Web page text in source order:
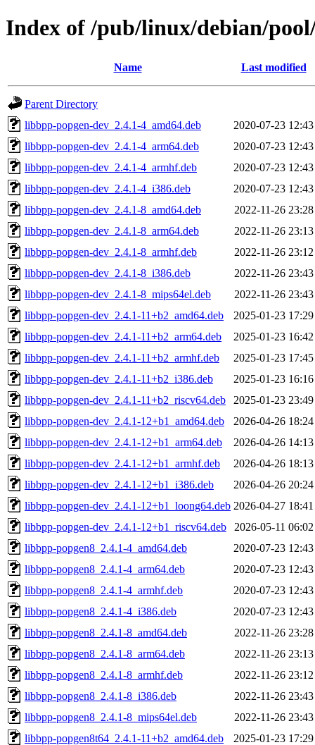
Index of /pub/linux/debian/
Name Last modified
Parent Directory
libbpp-popgen-dev_2.4.1-4_amd64.deb
2020-07-23 12:43
libbpp-popgen-dev_2.4.1-4_arm64.deb
2020-07-23 12:43
libbpp-popgen-dev_2.4.1-4_armhf.deb
2020-07-23 12:43
libbpp-popgen-dev_2.4.1-4_i386.deb
2020-07-23 12:43
libbpp-popgen-dev_2.4.1-8_amd64.deb
2022-11-26 23:28
libbpp-popgen-dev_2.4.1-8_arm64.deb
2022-11-26 23:13
libbpp-popgen-dev_2.4.1-8_armhf.deb
2022-11-26 23:12
libbpp-popgen-dev_2.4.1-8_i386.deb
2022-11-26 23:43
libbpp-popgen-dev_2.4.1-8_mips64el.deb
2022-11-26 23:43
libbpp-popgen-dev_2.4.1-11+b2_amd64.deb
2025-01-23 17:29
libbpp-popgen-dev_2.4.1-11+b2_arm64.deb
2025-01-23 16:42
libbpp-popgen-dev_2.4.1-11+b2_armhf.deb
2025-01-23 17:45
libbpp-popgen-dev_2.4.1-11+b2_i386.deb
2025-01-23 16:16
libbpp-popgen-dev_2.4.1-11+b2_riscv64.deb
2025-01-23 23:49
libbpp-popgen-dev_2.4.1-12+b1_amd64.deb
2026-04-26 18:24
libbpp-popgen-dev_2.4.1-12+b1_arm64.deb
2026-04-26 14:13
libbpp-popgen-dev_2.4.1-12+b1_armhf.deb
2026-04-26 18:13
libbpp-popgen-dev_2.4.1-12+b1_i386.deb
2026-04-26 20:24
libbpp-popgen-dev_2.4.1-12+b1_loong64.deb 2026-04-27 18:41
libbpp-popgen-dev_2.4.1-12+b1_riscv64.deb
2026-05-11 06:02
libbpp-popgen8_2.4.1-4_amd64.deb
2020-07-23 12:43
libbpp-popgen8_2.4.1-4_arm64.deb
2020-07-23 12:43
libbpp-popgen8_2.4.1-4_armhf.deb
2020-07-23 12:43
libbpp-popgen8_2.4.1-4_i386.deb
2020-07-23 12:43
libbpp-popgen8_2.4.1-8_amd64.deb
2022-11-26 23:28
libbpp-popgen8_2.4.1-8_arm64.deb
2022-11-26 23:13
libbpp-popgen8_2.4.1-8_armhf.deb
2022-11-26 23:12
libbpp-popgen8_2.4.1-8_i386.deb
2022-11-26 23:43
libbpp-popgen8_2.4.1-8_mips64el.deb
2022-11-26 23:43
libbpp-popgen8t64_2.4.1-11+b2_amd64.deb
2025-01-23 17:29